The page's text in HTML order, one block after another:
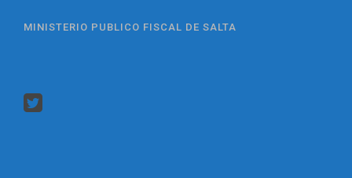
MINISTERIO PUBLICO FISCAL DE SALTA